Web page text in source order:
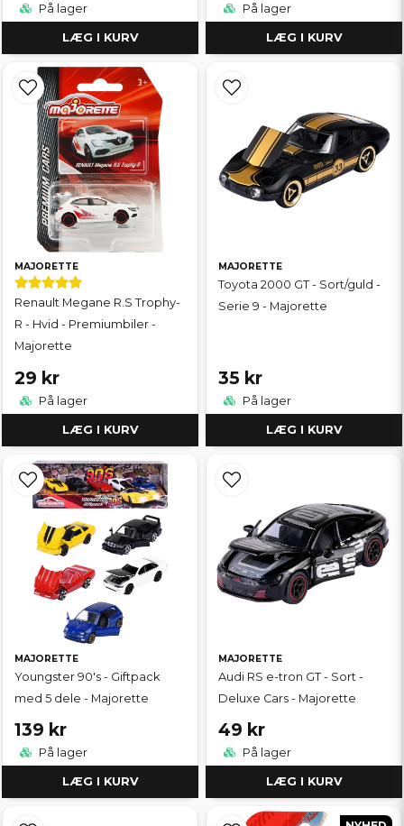
På lager
LÆG I KURV
På lager
LÆG I KURV
MAJORETTE
Renault Megane R.S Trophy-
R - Hvid - Premiumbiler -
Majorette
29 kr
På lager
LÆG I KURV
MAJORETTE
Toyota 2000 GT - Sort/guld -
Serie 9 - Majorette
35 kr
På lager
LÆG I KURV
MAJORETTE
Youngster 90's - Giftpack
med 5 dele - Majorette
139 kr
På lager
LÆG I KURV
MAJORETTE
Audi RS e-tron GT - Sort -
Deluxe Cars - Majorette
49 kr
På lager
LÆG I KURV